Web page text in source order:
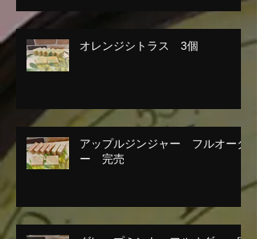
オレンジシトラス 3個
アップルジンジャー フルオーダ
ー 完売